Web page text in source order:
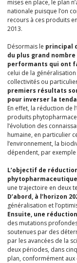
mises en place, le plan
nationale puisque l’on
recours à ces produits
2013.
Désormais le principal
du plus grand
performants qui ont
celui de la
collectivités ou
premiers résultats
pour inverser la
En effet, la réduction de
produits
l’évolution des
humaine, en particulier
l’environnement, la
dépendent, par
L’objectif de
une trajectoire en deux
D’abord, à l’horizon
généralisation et
Ensuite, une réduction
des mutations
soutenues par des
par les avancées de la
deux périodes, dans
plan, conformément aux